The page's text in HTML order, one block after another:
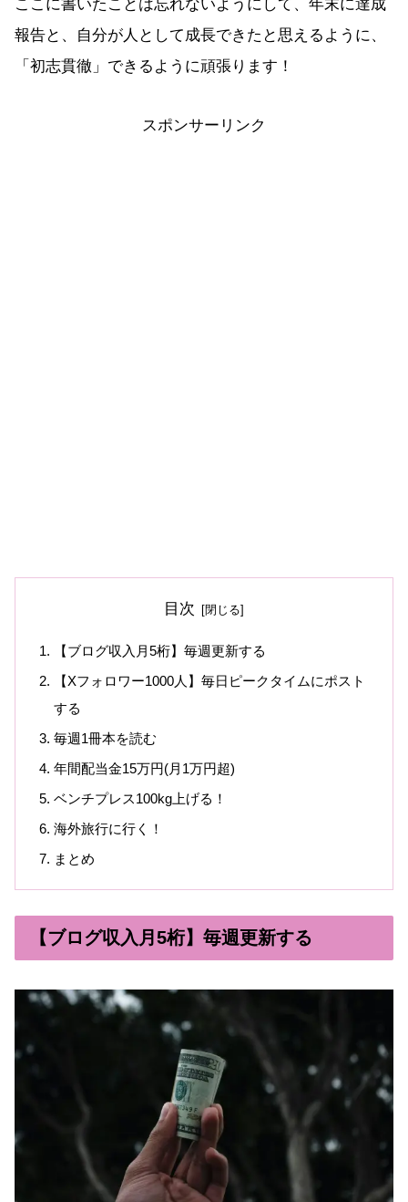
ここに書いたことは忘れないようにして、年末に達成
報告と、自分が人として成長できたと思えるように、
「初志貫徹」できるように頑張ります！
スポンサーリンク
目次
【ブログ収入月5桁】毎週更新する
【Xフォロワー1000人】毎日ピークタイムにポスト
する
毎週1冊本を読む
年間配当金15万円(月1万円超)
ベンチプレス100kg上げる！
海外旅行に行く！
まとめ
【ブログ収入月5桁】毎週更新する